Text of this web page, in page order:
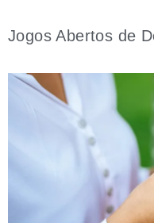
Jogos Abertos de